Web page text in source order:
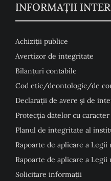
INFORMAȚII
Achiziții publice
Avertizor de integritate
Bilanțuri contabile
Cod etic/deontologic/de
Declarații de avere și de
Protecția datelor cu
Planul de integritate al
Rapoarte de aplicare a
Rapoarte de aplicare a
Solicitare informații